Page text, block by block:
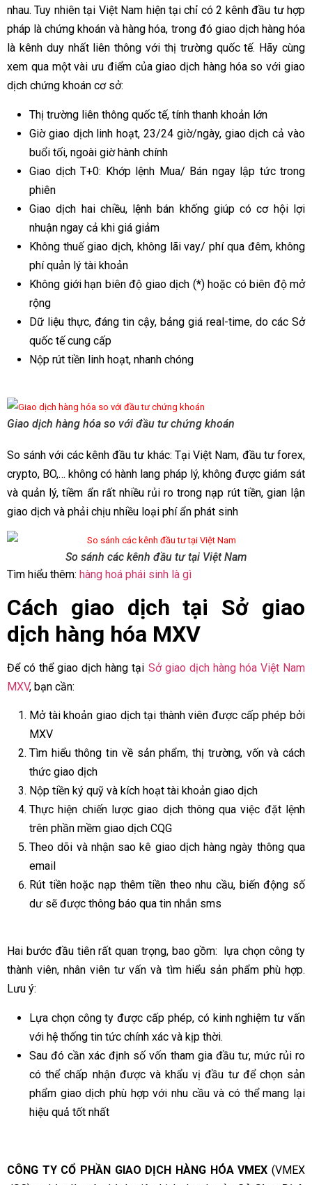
nhau. Tuy nhiên tại Việt Nam hiện tại chỉ có 2 kênh đầu tư hợp
pháp là chứng khoán và hàng hóa, trong đó giao dịch hàng hóa
là kênh duy nhất liên thông với thị trường quốc tế. Hãy cùng
xem qua một vài ưu điểm của giao dịch hàng hóa so với giao
dịch chứng khoán cơ sở:
Thị trường liên thông quốc tế, tính thanh khoản lớn
Giờ giao dịch linh hoạt, 23/24 giờ/ngày, giao dịch cả vào
buổi tối, ngoài giờ hành chính
Giao dịch T+0: Khớp lệnh Mua/ Bán ngay lập tức trong
phiên
Giao dịch hai chiều, lệnh bán khống giúp có cơ hội lợi
nhuận ngay cả khi giá giảm
Không thuế giao dịch, không lãi vay/ phí qua đêm, không
phí quản lý tài khoản
Không giới hạn biên độ giao dịch (*) hoặc có biên độ mở
rộng
Dữ liệu thực, đáng tin cậy, bảng giá real-time, do các Sở
quốc tế cung cấp
Nộp rút tiền linh hoạt, nhanh chóng
Giao dịch hàng hóa so với đầu tư chứng khoán
So sánh với các kênh đầu tư khác: Tại Việt Nam, đầu tư forex,
crypto, BO,… không có hành lang pháp lý, không được giám sát
và quản lý, tiềm ẩn rất nhiều rủi ro trong nạp rút tiền, gian lận
giao dịch và phải chịu nhiều loại phí ẩn phát sinh
So sánh các kênh đầu tư tại Việt Nam
Tìm hiểu thêm: hàng hoá phái sinh là gì
Cách giao dịch tại Sở giao
dịch hàng hóa MXV
Để có thể giao dịch hàng tại Sở giao dịch hàng hóa Việt Nam
MXV, bạn cần:
Mở tài khoản giao dịch tại thành viên được cấp phép bởi
MXV
Tìm hiểu thông tin về sản phẩm, thị trường, vốn và cách
thức giao dịch
Nộp tiền ký quỹ và kích hoạt tài khoản giao dịch
Thực hiện chiến lược giao dịch thông qua việc đặt lệnh
trên phần mềm giao dịch CQG
Theo dõi và nhận sao kê giao dịch hàng ngày thông qua
email
Rút tiền hoặc nạp thêm tiền theo nhu cầu, biến động số
dư sẽ được thông báo qua tin nhắn sms
Hai bước đầu tiên rất quan trọng, bao gồm: lựa chọn công ty
thành viên, nhân viên tư vấn và tìm hiểu sản phẩm phù hợp.
Lưu ý:
Lựa chọn công ty được cấp phép, có kinh nghiệm tư vấn
với hệ thống tin tức chính xác và kịp thời.
Sau đó cần xác định số vốn tham gia đầu tư, mức rủi ro
có thể chấp nhận được và khẩu vị đầu tư để chọn sản
phẩm giao dịch phù hợp với nhu cầu và có thể mang lại
hiệu quả tốt nhất
CÔNG TY CỔ PHẦN GIAO DỊCH HÀNG HÓA VMEX (VMEX